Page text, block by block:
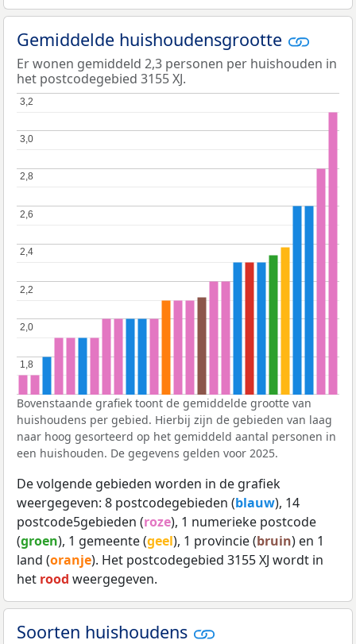
Gemiddelde huishoudensgrootte
Er wonen gemiddeld 2,3 personen per huishouden in
het postcodegebied 3155 XJ.
1,8
1,8
2,0
2,0
2,2
2,2
2,4
2,4
2,6
2,6
2,8
2,8
3,0
3,0
3,2
3,2
Bovenstaande grafiek toont de gemiddelde grootte van
huishoudens per gebied. Hierbij zijn de gebieden van laag
naar hoog gesorteerd op het gemiddeld aantal personen in
een huishouden. De gegevens gelden voor 2025.
De volgende gebieden worden in de grafiek
weergegeven: 8 postcodegebieden (blauw), 14
postcode5gebieden (roze), 1 numerieke postcode
(groen), 1 gemeente (geel), 1 provincie (bruin) en 1
land (oranje). Het postcodegebied 3155 XJ wordt in
het rood weergegeven.
Soorten huishoudens